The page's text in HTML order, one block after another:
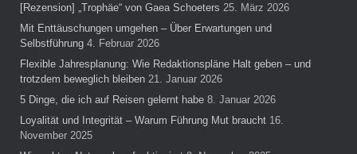
[Rezension] „Trophäe“ von Gaea Schoeters 25. März 2026
Mit Enttäuschungen umgehen – Über Erwartungen und
Selbstführung 4. Februar 2026
Flexible Jahresplanung: Wie Redaktionspläne Halt geben – und
trotzdem beweglich bleiben 21. Januar 2026
5 Dinge, die ich auf Reisen gelernt habe 8. Januar 2026
Loyalität und Integrität – Warum Führung Mut braucht 16.
November 2025